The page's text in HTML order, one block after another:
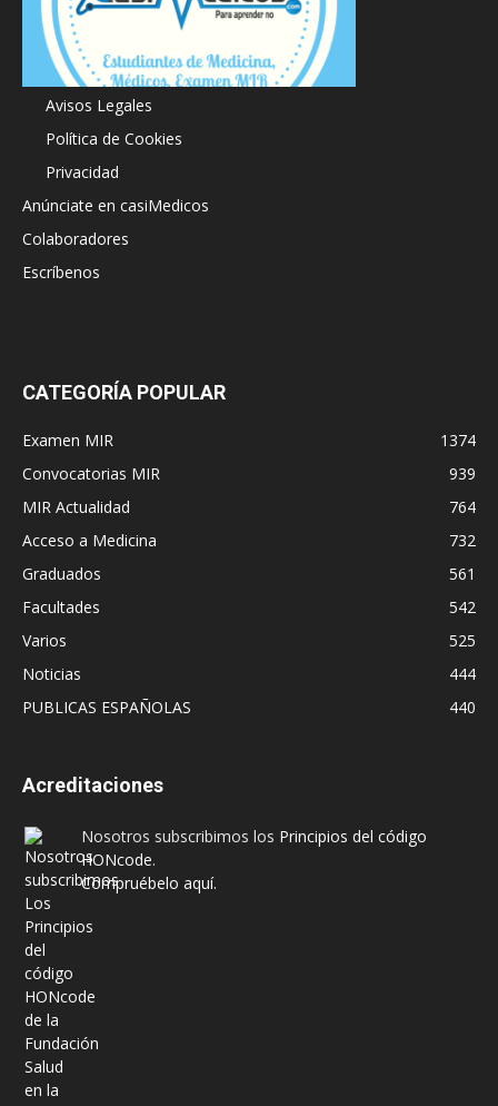
Acerca de
Avisos Legales
Política de Cookies
Privacidad
Anúnciate en casiMedicos
Colaboradores
Escríbenos
CATEGORÍA POPULAR
Examen MIR
1374
Convocatorias MIR
939
MIR Actualidad
764
Acceso a Medicina
732
Graduados
561
Facultades
542
Varios
525
Noticias
444
PUBLICAS ESPAÑOLAS
440
Acreditaciones
Nosotros subscribimos los Principios del código
HONcode.
Compruébelo aquí.